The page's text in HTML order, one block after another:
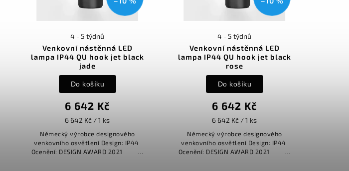
Venkovní nástěnná LED
lampa IP44 QU hook jet black
jade
4 - 5 týdnů
6 642 Kč
6 642 Kč / 1 ks
Do košíku
Německý výrobce designového
venkovního osvětlení Design: IP44
Ocenění: DESIGN AWARD 2021
Venkovní nástěnná LED
lampa IP44 QU hook jet black
rose
4 - 5 týdnů
6 642 Kč
6 642 Kč / 1 ks
Do košíku
Německý výrobce designového
venkovního osvětlení Design: IP44
Ocenění: DESIGN AWARD 2021